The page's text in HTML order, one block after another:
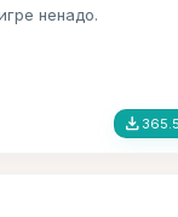
ненадо.
file_download